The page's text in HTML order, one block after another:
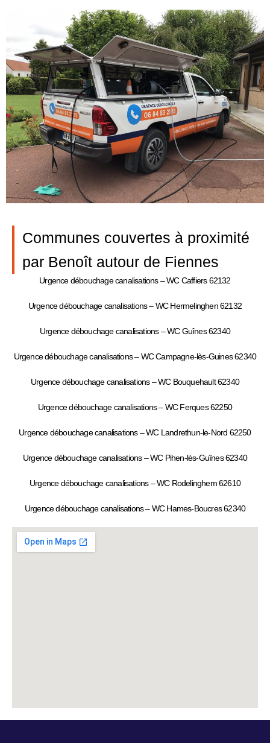
Communes couvertes à proximité
par Benoît autour de Fiennes
Urgence débouchage canalisations – WC Caffiers 62132
Urgence débouchage canalisations – WC Hermelinghen 62132
Urgence débouchage canalisations – WC Guînes 62340
Urgence débouchage canalisations – WC Campagne-lès-Guines 62340
Urgence débouchage canalisations – WC Bouquehault 62340
Urgence débouchage canalisations – WC Ferques 62250
Urgence débouchage canalisations – WC Landrethun-le-Nord 62250
Urgence débouchage canalisations – WC Pihen-lès-Guînes 62340
Urgence débouchage canalisations – WC Rodelinghem 62610
Urgence débouchage canalisations – WC Hames-Boucres 62340